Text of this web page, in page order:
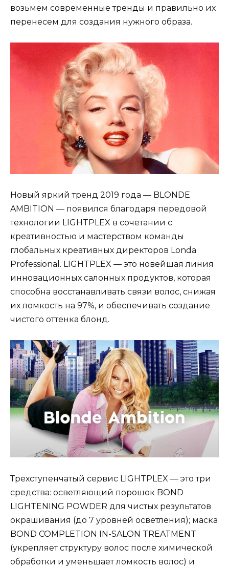
возьмем современные тренды и правильно их
перенесем для создания нужного образа.
Новый яркий тренд 2019 года — BLONDE
AMBITION — появился благодаря передовой
технологии LIGHTPLEX в сочетании с
креативностью и мастерством команды
глобальных креативных директоров Londa
Professional. LIGHTPLEX — это новейшая линия
инновационных салонных продуктов, которая
способна восстанавливать связи волос, снижая
их ломкость на 97%, и обеспечивать создание
чистого оттенка блонд.
Трехступенчатый сервис LIGHTPLEX — это три
средства: осветляющий порошок BOND
LIGHTENING POWDER для чистых результатов
окрашивания (до 7 уровней осветления); маска
BOND COMPLETION IN-SALON TREATMENT
(укрепляет структуру волос после химической
обработки и уменьшает ломкость волос) и